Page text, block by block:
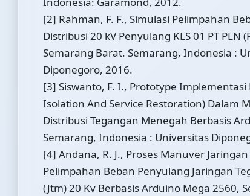
[2] Rahman, F. F., Simulasi Pelimpahan
Distribusi 20 kV Penyulang KLS 01 PT PLN
Semarang Barat. Semarang, Indonesia :
Diponegoro, 2016.
[3] Siswanto, F. I., Prototype Implementasi
Isolation And Service Restoration) Dalam
Distribusi Tegangan Menegah Berbasis
Semarang, Indonesia : Universitas
[4] Andana, R. J., Proses Manuver
Pelimpahan Beban Penyulang Jaringan
(Jtm) 20 Kv Berbasis Arduino Mega 2560,